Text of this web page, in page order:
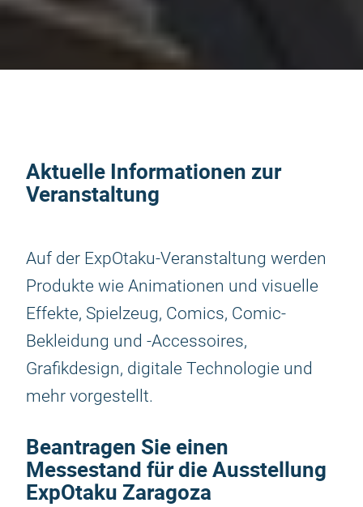
Aktuelle Informationen zur
Veranstaltung
Auf der ExpOtaku-Veranstaltung werden
Produkte wie Animationen und visuelle
Effekte, Spielzeug, Comics, Comic-
Bekleidung und -Accessoires,
Grafikdesign, digitale Technologie und
mehr vorgestellt.
Beantragen Sie einen
Messestand für die Ausstellung
ExpOtaku Zaragoza